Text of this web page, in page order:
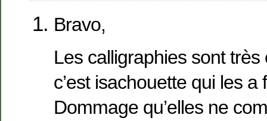
Bravo,
Les calligraphies sont
c’est isachouette qui les a
Dommage qu’elles ne